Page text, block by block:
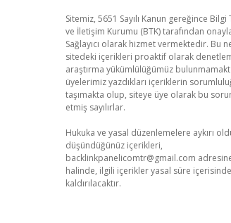
Sitemiz, 5651 Sayılı Kanun gereğince
ve İletişim Kurumu (BTK) tarafından
Sağlayıcı olarak hizmet vermektedir. Bu
sitedeki içerikleri proaktif olarak
araştırma yükümlülüğümüz
üyelerimiz yazdıkları içeriklerin
taşımakta olup, siteye üye olarak bu
etmiş sayılırlar.
Hukuka ve yasal düzenlemelere aykırı
düşündüğünüz içerikleri,
backlinkpanelicomtr@gmail.com
halinde, ilgili içerikler yasal süre
kaldırılacaktır.